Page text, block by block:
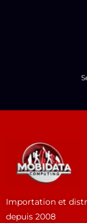
Importation et
depuis 2008